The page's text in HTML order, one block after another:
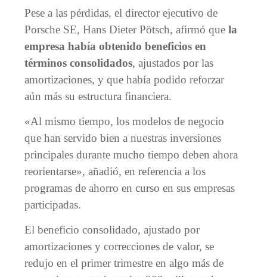
Pese a las pérdidas, el director ejecutivo de
Porsche SE, Hans Dieter Pötsch, afirmó que la
empresa había obtenido beneficios en
términos consolidados, ajustados por las
amortizaciones, y que había podido reforzar
aún más su estructura financiera.
«Al mismo tiempo, los modelos de negocio
que han servido bien a nuestras inversiones
principales durante mucho tiempo deben ahora
reorientarse», añadió, en referencia a los
programas de ahorro en curso en sus empresas
participadas.
El beneficio consolidado, ajustado por
amortizaciones y correcciones de valor, se
redujo en el primer trimestre en algo más de